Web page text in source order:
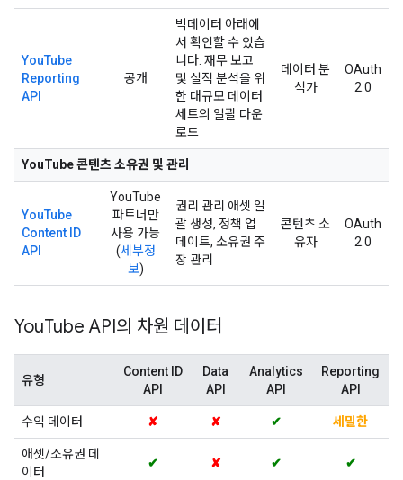
YouTube
Reporting
API
공개
빅데이터 아래에
서 확인할 수 있습
니다. 재무 보고
및 실적 분석을 위
한 대규모 데이터
세트의 일괄 다운
로드
데이터 분
석가
OAuth
2.0
YouTube 콘텐츠 소유권 및 관리
YouTube
Content ID
API
YouTube
파트너만
사용 가능
(세부정
보)
권리 관리 애셋 일
괄 생성, 정책 업
데이트, 소유권 주
장 관리
콘텐츠 소
유자
OAuth
2.0
YouTube API의 차원 데이터
유형
Content ID
API
Data
API
Analytics
API
Reporting
API
수익 데이터 ✘ ✘ ✔ 세밀한
애셋/소유권 데
이터
✔ ✘ ✔ ✔